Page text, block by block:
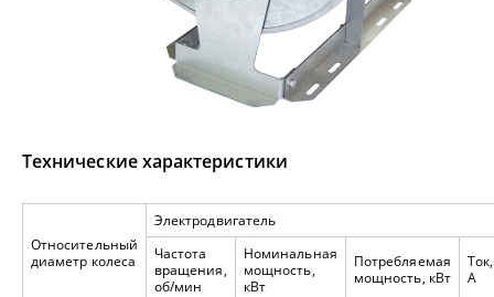
Технические характеристики
Относительный
диаметр колеса
Электродвигатель
Частота
вращения,
об/мин
Номинальная
мощность,
кВт
Потребляемая
мощность, кВт
Ток,
А